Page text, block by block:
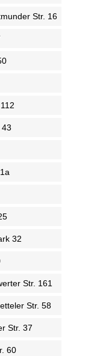
Str. 16
32
Str. 161
Str. 58
Str. 37
60